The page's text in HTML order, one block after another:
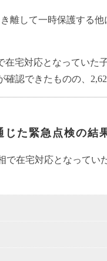
離して一時保護する
宅対応となっていた
認できたものの、
じた緊急点検の結
で在宅対応となって